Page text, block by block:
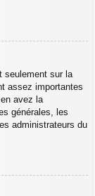
seulement sur la
assez importantes
avez la
générales, les
administrateurs du